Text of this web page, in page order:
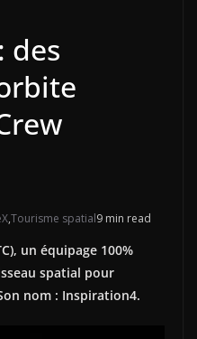
des
,Tourisme spatial9 min read
un équipage 100%
spatial pour
nom : Inspiration4.